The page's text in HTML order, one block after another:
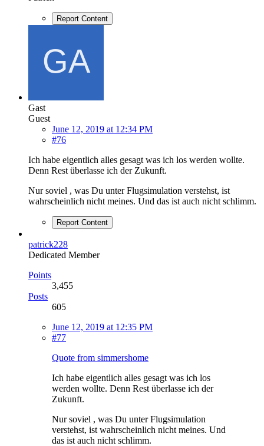
Report Content
Gast
Guest
June 12, 2019 at 12:34 PM
#76
Ich habe eigentlich alles gesagt was ich los werden wollte.
Denn Rest überlasse ich der Zukunft.
Nur soviel , was Du unter Flugsimulation verstehst, ist
wahrscheinlich nicht meines. Und das ist auch nicht schlimm.
Report Content
patrick228
Dedicated Member
Points
3,455
Posts
605
June 12, 2019 at 12:35 PM
#77
Quote from simmershome
Ich habe eigentlich alles gesagt was ich los
werden wollte. Denn Rest überlasse ich der
Zukunft.
Nur soviel , was Du unter Flugsimulation
verstehst, ist wahrscheinlich nicht meines. Und
das ist auch nicht schlimm.